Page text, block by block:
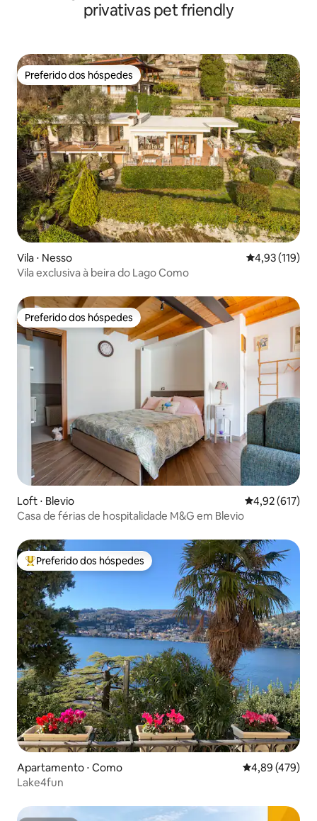
privativas pet friendly
Preferido dos hóspedes
Preferido dos hóspedes
Vila ⋅ Nesso 4,93 de uma
4,93 (119)
Vila exclusiva à beira do Lago Como
Preferido dos hóspedes
Preferido dos hóspedes
Loft ⋅ Blevio 4,92 de uma
4,92 (617)
Casa de férias de hospitalidade M&G em Blevio
Entre os melhores preferidos dos hóspedes
Preferido dos hóspedes
Apartamento ⋅ Como 4,89 de uma
4,89 (479)
Lake4fun